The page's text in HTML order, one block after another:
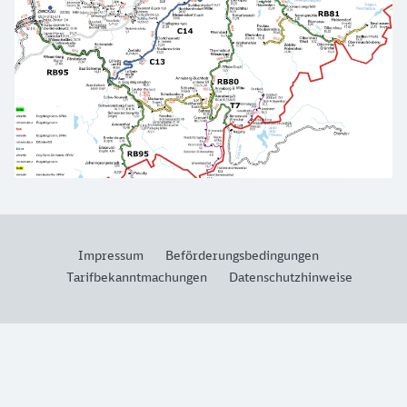
Impressum
Beförderungsbedingungen
Tarifbekanntmachungen
Datenschutzhinweise